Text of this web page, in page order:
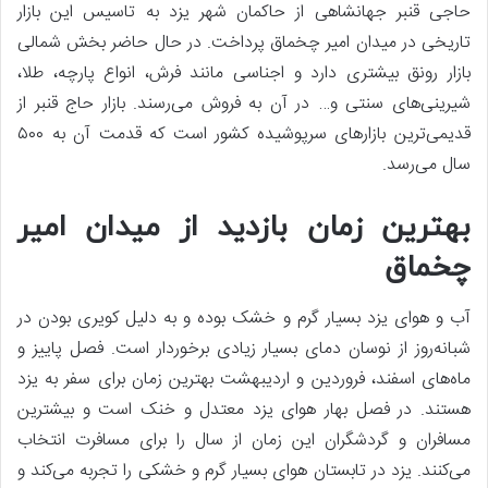
حاجی قنبر جهانشاهی از حاکمان شهر یزد به تاسیس این بازار
تاریخی در میدان امیر چخماق پرداخت. در حال حاضر بخش شمالی
بازار رونق بیشتری دارد و اجناسی مانند فرش، انواع پارچه، طلا،
شیرینی‌های سنتی و… در آن به فروش می‌رسند. بازار حاج قنبر از
قدیمی‌ترین بازارهای سرپوشیده کشور است که قدمت آن به ۵۰۰
سال می‌رسد.
بهترین زمان بازدید از میدان امیر
چخماق
آب و هوای یزد بسیار گرم و خشک بوده و به دلیل کویری بودن در
شبانه‌روز از نوسان دمای بسیار زیادی برخوردار است. فصل پاییز و
ماه‌های اسفند، فروردین و اردیبهشت بهترین زمان برای سفر به یزد
هستند. در فصل بهار هوای یزد معتدل و خنک است و بیشترین
مسافران و گردشگران این زمان از سال را برای مسافرت انتخاب
می‌کنند. یزد در تابستان هوای بسیار گرم و خشکی را تجربه می‌کند و